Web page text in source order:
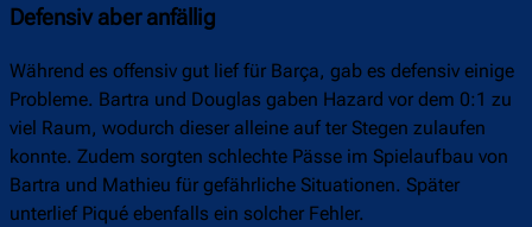
Defensiv aber anfällig
Während es offensiv gut lief für Barça, gab es defensiv einige
Probleme. Bartra und Douglas gaben Hazard vor dem 0:1 zu
viel Raum, wodurch dieser alleine auf ter Stegen zulaufen
konnte. Zudem sorgten schlechte Pässe im Spielaufbau von
Bartra und Mathieu für gefährliche Situationen. Später
unterlief Piqué ebenfalls ein solcher Fehler.